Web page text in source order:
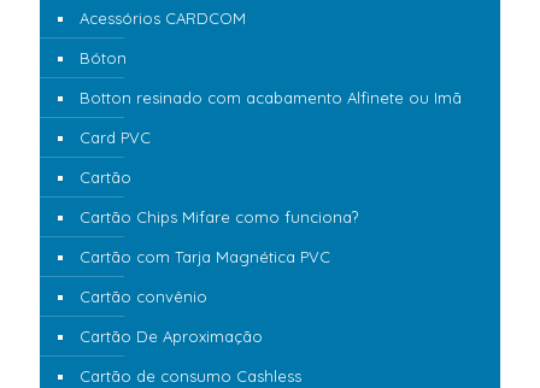
Acessórios CARDCOM
Bóton
Botton resinado com acabamento Alfinete ou Imã
Card PVC
Cartão
Cartão Chips Mifare como funciona?
Cartão com Tarja Magnética PVC
Cartão convênio
Cartão De Aproximação
Cartão de consumo Cashless